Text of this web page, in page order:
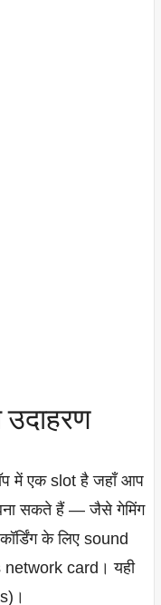
उदाहरण
में एक slot है जहाँ आप
सकते हैं — जैसे गेमिंग
के लिए sound
card। यही